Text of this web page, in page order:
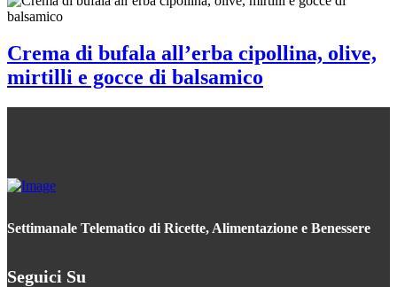
Crema di bufala all’erba cipollina, olive,
mirtilli e gocce di balsamico
Settimanale Telematico di Ricette, Alimentazione e Benessere
Seguici Su